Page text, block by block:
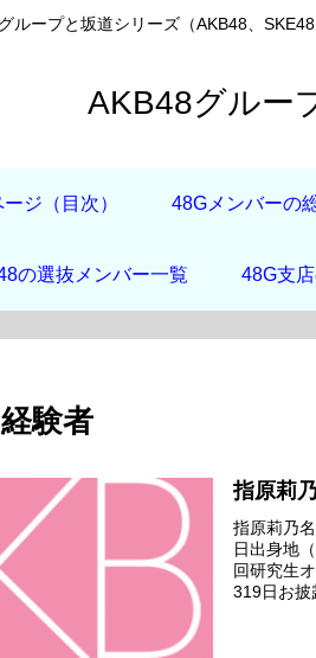
ループと坂道シリーズ（AKB48、
AKB48グルー
ジ（目次） 48Gメンバーの
の選抜メンバー一覧 48G支
験者
指原莉
指原莉乃
日出身地
回研究生
319日お披